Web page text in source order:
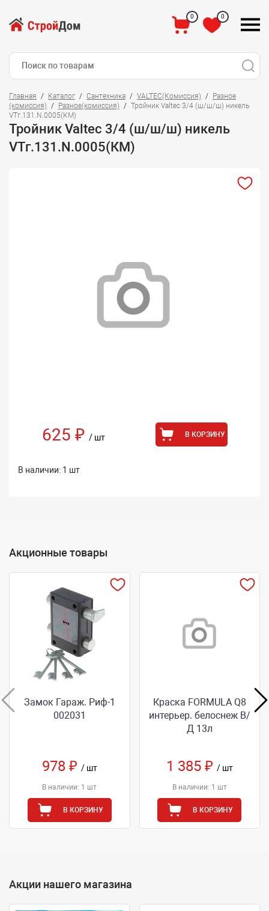
0 0
Главная Каталог Сантехника VALTEC(Комиссия)
Разное
(комиссия)
Разное(комиссия)
Тройник Valtec 3/4 (ш/ш/ш) никель
VTг.131.N.0005(КМ)
Тройник Valtec 3/4 (ш/ш/ш) никель
VTг.131.N.0005(КМ)
625 ₽ / шт В КОРЗИНУ
В наличии: 1 шт
Акционные товары
Замок Гараж. Риф-1
002031
978 ₽ / шт
В наличии: 1 шт
В КОРЗИНУ
Краска FORMULA Q8
интерьер. белоснеж В/
Д 13л
1 385 ₽ / шт
В наличии: 1 шт
В КОРЗИНУ
Акции нашего магазина